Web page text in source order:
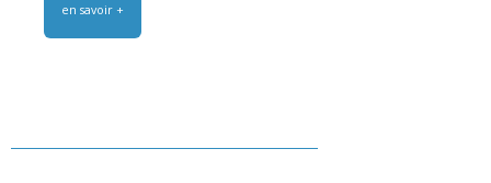
en savoir +